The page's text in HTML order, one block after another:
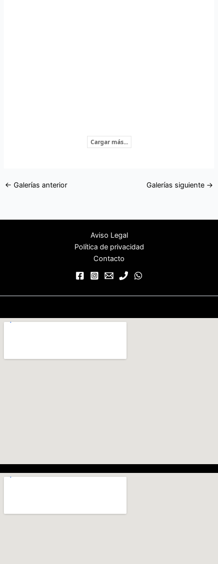
Cargar más...
← Galerías anterior Galerías siguiente →
Aviso Legal
Política de privacidad
Contacto